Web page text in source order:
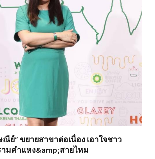
ณีย์” ขยายสาขาต่อเนื่อง เอาใจชาว
ามคำแหง&amp;สายไหม